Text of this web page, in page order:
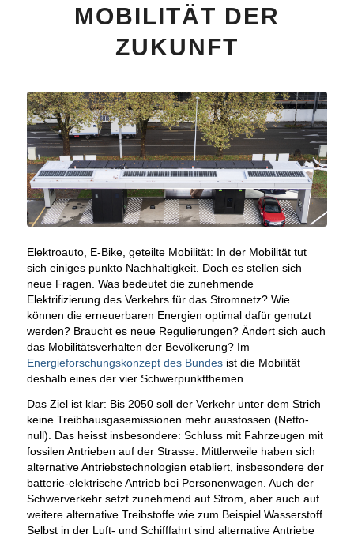
MOBILITÄT DER
ZUKUNFT
Elektroauto, E-Bike, geteilte Mobilität: In der Mobilität tut
sich einiges punkto Nachhaltigkeit. Doch es stellen sich
neue Fragen. Was bedeutet die zunehmende
Elektrifizierung des Verkehrs für das Stromnetz? Wie
können die erneuerbaren Energien optimal dafür genutzt
werden? Braucht es neue Regulierungen? Ändert sich auch
das Mobilitätsverhalten der Bevölkerung? Im
Energieforschungskonzept des Bundesist die Mobilität
deshalb eines der vier Schwerpunktthemen.
Das Ziel ist klar: Bis 2050 soll der Verkehr unter dem Strich
keine Treibhausgasemissionen mehr ausstossen (Netto-
null). Das heisst insbesondere: Schluss mit Fahrzeugen mit
fossilen Antrieben auf der Strasse. Mittlerweile haben sich
alternative Antriebstechnologien etabliert, insbesondere der
batterie-elektrische Antrieb bei Personenwagen. Auch der
Schwerverkehr setzt zunehmend auf Strom, aber auch auf
weitere alternative Treibstoffe wie zum Beispiel Wasserstoff.
Selbst in der Luft- und Schifffahrt sind alternative Antriebe